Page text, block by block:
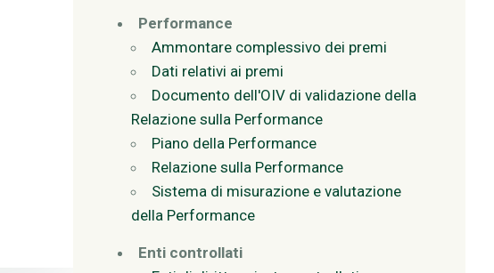
Performance
Ammontare complessivo dei premi
Dati relativi ai premi
Documento dell'OIV di validazione della
Relazione sulla Performance
Piano della Performance
Relazione sulla Performance
Sistema di misurazione e valutazione
della Performance
Enti controllati